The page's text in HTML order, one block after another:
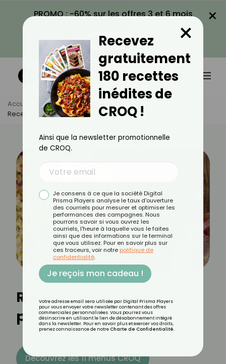
PROMO : -60% sur les offres 3 et 6 mois
VOIR LA PROMO
×
Accueil Actus
Recettes
Recette De Crumble Aux Prunes⁣
Recette de Crumble aux
prunes⁣
Découvrez les 11 menus CROQ
Recevez
gratuitement
180 recettes
inédites de
CROQ !
×
Ainsi que la newsletter promotionnelle
de CROQ.
Je consens à ce que la société Digital
Prisma Players analyse le taux d'ouverture
des courriels pour mesurer et optimiser les
performances des campagnes. Nous
pourrons savoir si vous ouvrez les
courriels, l'heure à laquelle vous le faites
ainsi que des informations sur le terminal
que vous utilisez. Pour en savoir plus sur
ces traceurs, voir notre politique de
confidentialité.
Je reçois mon cadeau !
Votre adresse email sera utilisée par Digital Prisma Players
pour vous envoyer votre newsletter contenant des offres
commerciales personnalisées. Vous pourrez vous
désinscrire en utilisant le lien de désabonnement intégré
dans la newsletter. Pour en savoir plus et exercer vos droits,
prenez connaissance de notre Charte de Confidentialité.